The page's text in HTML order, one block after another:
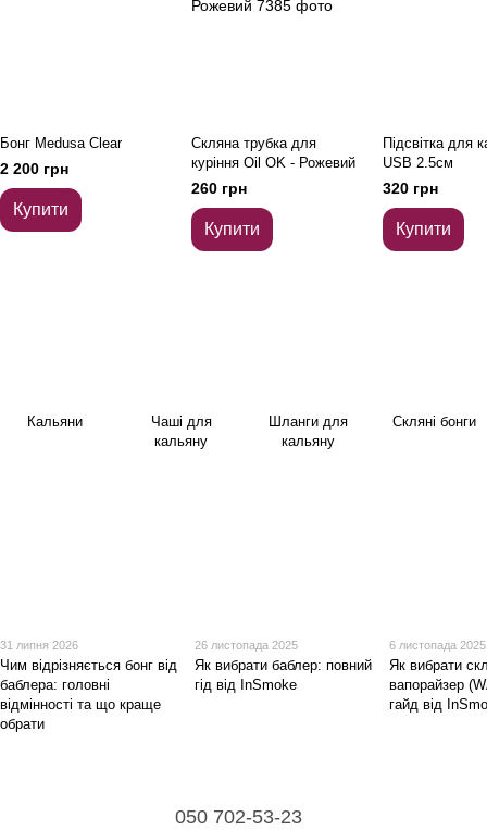
Бонг Medusa Clear
2 200 грн
Купити
Скляна трубка для
куріння Oil OK - Рожевий
260 грн
Купити
Підсвітка для
USB 2.5см
320 грн
Купити
Кальяни
Чаші для
кальяну
Шланги для
кальяну
Скляні бонги
31 липня 2026
Чим відрізняється бонг від
баблера: головні
відмінності та що краще
обрати
26 листопада 2025
Як вибрати баблер: повний
гід від InSmoke
6 листопада 2025
Як вибрати
вапорайзер
гайд від
050 702-53-23